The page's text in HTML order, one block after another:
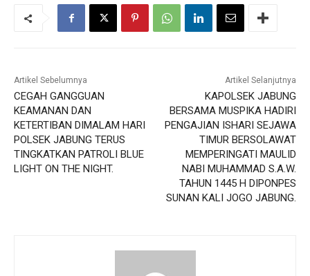
Artikel Sebelumnya
CEGAH GANGGUAN
KEAMANAN DAN
KETERTIBAN DIMALAM HARI
POLSEK JABUNG TERUS
TINGKATKAN PATROLI BLUE
LIGHT ON THE NIGHT.
Artikel Selanjutnya
KAPOLSEK JABUNG
BERSAMA MUSPIKA HADIRI
PENGAJIAN ISHARI SEJAWA
TIMUR BERSOLAWAT
MEMPERINGATI MAULID
NABI MUHAMMAD S.A.W.
TAHUN 1445 H DIPONPES
SUNAN KALI JOGO JABUNG.